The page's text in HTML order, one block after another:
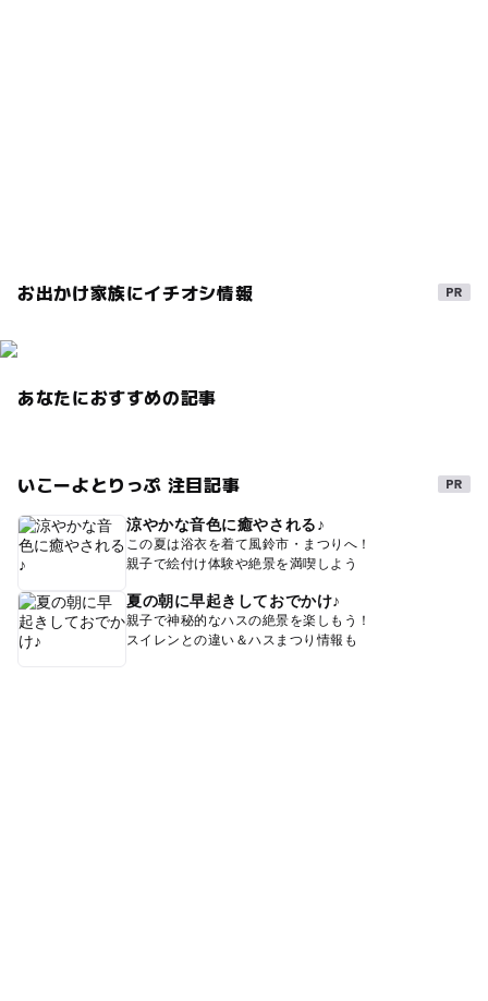
お出かけ家族にイチオシ情報
あなたにおすすめの記事
いこーよとりっぷ 注目記事
涼やかな音色に癒やされる♪
この夏は浴衣を着て風鈴市・まつりへ！
親子で絵付け体験や絶景を満喫しよう
夏の朝に早起きしておでかけ♪
親子で神秘的なハスの絶景を楽しもう！
スイレンとの違い＆ハスまつり情報も